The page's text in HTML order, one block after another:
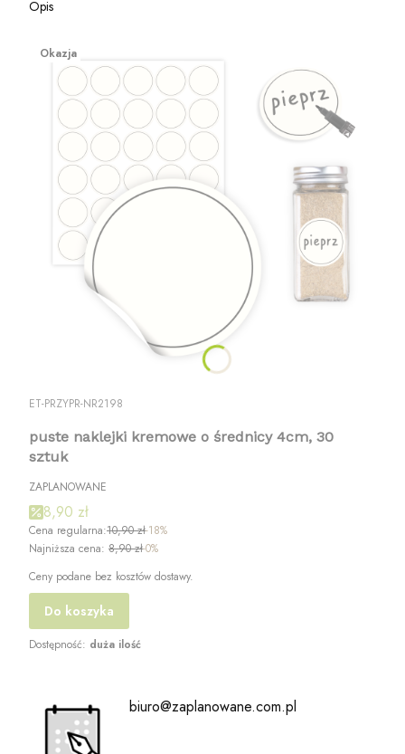
Opis
Okazja
ET-PRZYPR-NR2198
puste naklejki kremowe o średnicy 4cm, 30
sztuk
ZAPLANOWANE
8,90 zł
Cena regularna:10,90 zł-18%
Najniższa cena: 8,90 zł-0%
Ceny podane bez kosztów dostawy.
Do koszyka
Dostępność: duża ilość
biuro@zaplanowane.com.pl